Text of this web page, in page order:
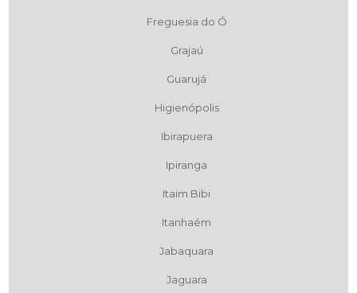
Freguesia do Ó
Grajaú
Guarujá
Higienópolis
Ibirapuera
Ipiranga
Itaim Bibi
Itanhaém
Jabaquara
Jaguara